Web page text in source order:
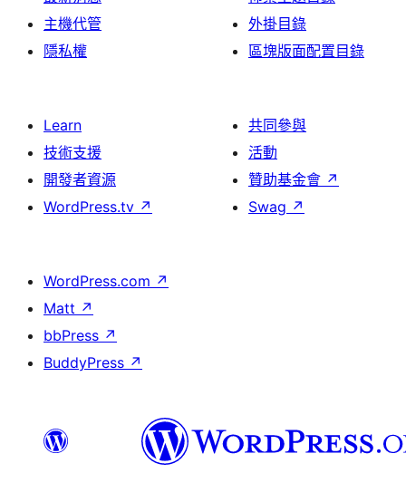
主機代管
隱私權
外掛目錄
區塊版面配置目錄
Learn
技術支援
開發者資源
WordPress.tv ↗
共同參與
活動
贊助基金會 ↗
Swag ↗
WordPress.com ↗
Matt ↗
bbPress ↗
BuddyPress ↗